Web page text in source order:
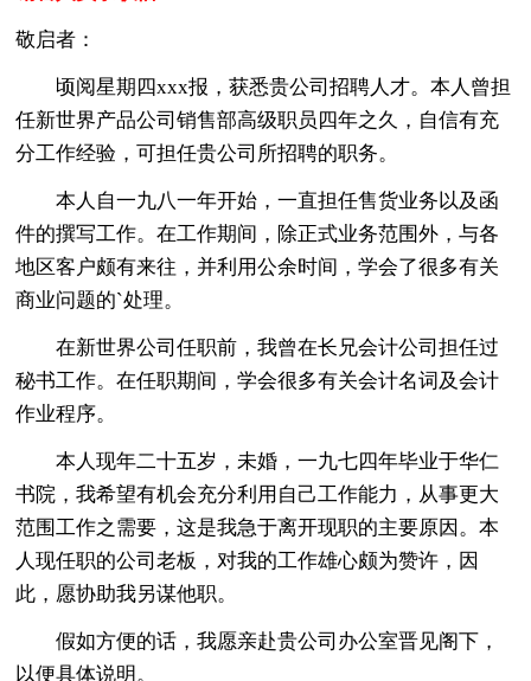
敬启者：
顷阅星期四xxx报，获悉贵公司招聘人才。本人曾担
任新世界产品公司销售部高级职员四年之久，自信有充
分工作经验，可担任贵公司所招聘的职务。
本人自一九八一年开始，一直担任售货业务以及函
件的撰写工作。在工作期间，除正式业务范围外，与各
地区客户颇有来往，并利用公余时间，学会了很多有关
商业问题的`处理。
在新世界公司任职前，我曾在长兄会计公司担任过
秘书工作。在任职期间，学会很多有关会计名词及会计
作业程序。
本人现年二十五岁，未婚，一九七四年毕业于华仁
书院，我希望有机会充分利用自己工作能力，从事更大
范围工作之需要，这是我急于离开现职的主要原因。本
人现任职的公司老板，对我的工作雄心颇为赞许，因
此，愿协助我另谋他职。
假如方便的话，我愿亲赴贵公司办公室晋见阁下，
以便具体说明。